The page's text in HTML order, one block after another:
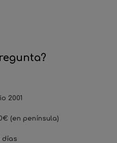
2001
(en península)
días